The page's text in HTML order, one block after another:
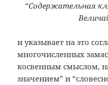
“Содержательная
и указывает на это
многочисленных
косвенным смыслом,
значением” и